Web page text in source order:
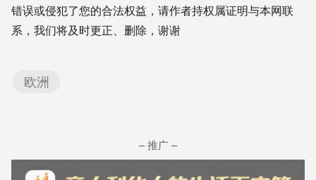
错误或侵犯了您的合法权益，请作者持权属证明与本网联
系，我们将及时更正、删除，谢谢
欧洲
– 推广 –